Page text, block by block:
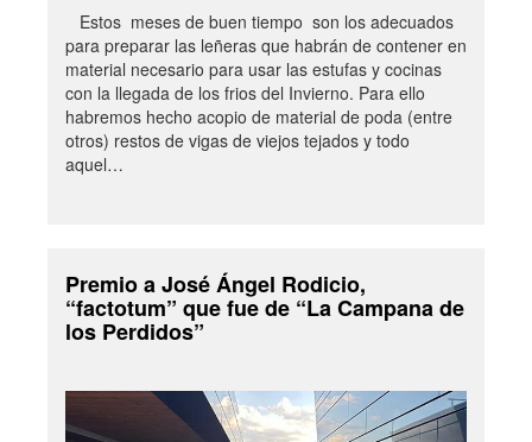
Estos meses de buen tiempo son los adecuados
para preparar las leñeras que habrán de contener en
material necesario para usar las estufas y cocinas
con la llegada de los frios del Invierno. Para ello
habremos hecho acopio de material de poda (entre
otros) restos de vigas de viejos tejados y todo
aquel…
Premio a José Ángel Rodicio,
“factotum” que fue de “La Campana de
los Perdidos”